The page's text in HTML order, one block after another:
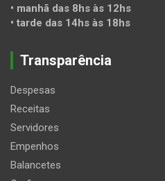
• manhã das 8hs às 12hs
• tarde das 14hs às 18hs
Transparência
Despesas
Receitas
Servidores
Empenhos
Balancetes